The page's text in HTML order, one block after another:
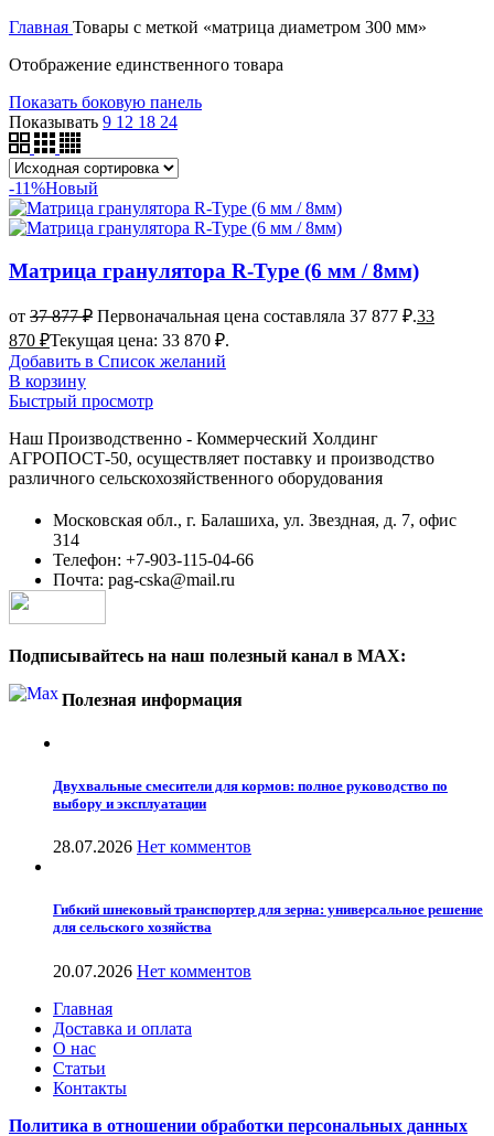
Главная Товары с меткой «матрица диаметром 300 мм»
Отображение единственного товара
Показать боковую панель
Показывать 9 12 18 24
-11%Новый
Матрица гранулятора R-Type (6 мм / 8мм)
от 37 877₽ Первоначальная цена составляла 37 877 ₽.33
870 ₽Текущая цена: 33 870 ₽.
Добавить в Список желаний
В корзину
Быстрый просмотр
Наш Производственно - Коммерческий Холдинг
АГРОПОСТ-50, осуществляет поставку и производство
различного сельскохозяйственного оборудования
Московская обл., г. Балашиха, ул. Звездная, д. 7, офис
314
Телефон: +7-903-115-04-66
Почта: pag-cska@mail.ru
Подписывайтесь на наш полезный канал в MAX:
Полезная информация
Двухвальные смесители для кормов: полное руководство по
выбору и эксплуатации
28.07.2026 Нет комментов
Гибкий шнековый транспортер для зерна: универсальное решение
для сельского хозяйства
20.07.2026 Нет комментов
Главная
Доставка и оплата
О нас
Статьи
Контакты
Политика в отношении обработки персональных данных